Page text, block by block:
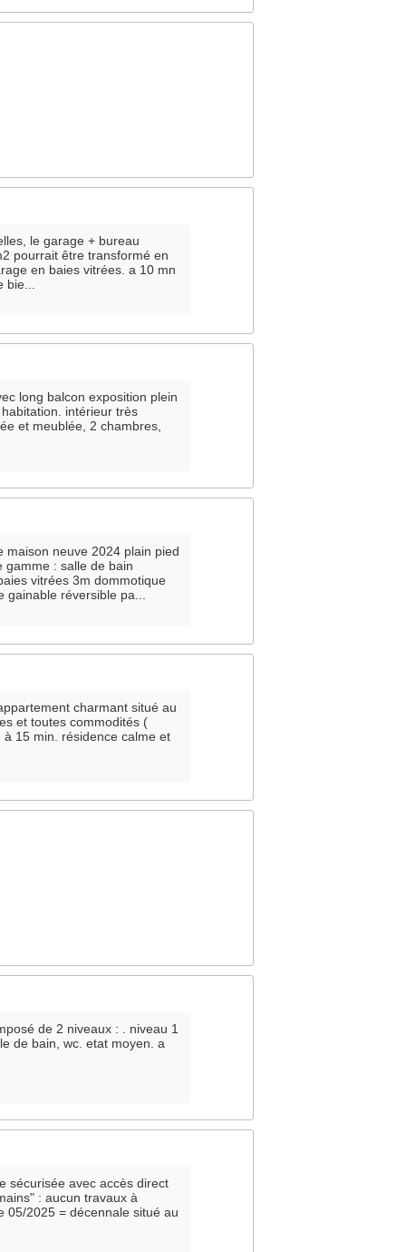
le garage + bureau
pourrait être transformé en
en baies vitrées. a 10 mn
long balcon exposition plein
intérieur très
et meublée, 2 chambres,
neuve 2024 plain pied
gamme : salle de bain
vitrées 3m dommotique
réversible pa...
charmant situé au
et toutes commodités (
15 min. résidence calme et
de 2 niveaux : . niveau 1
de bain, wc. etat moyen. a
sécurisée avec accès direct
: aucun travaux à
05/2025 = décennale situé au